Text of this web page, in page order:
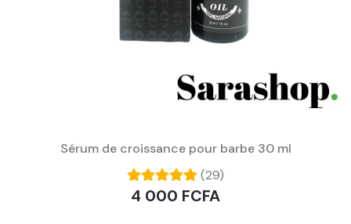
Sérum de croissance pour barbe 30 ml
(29)
4 000 FCFA